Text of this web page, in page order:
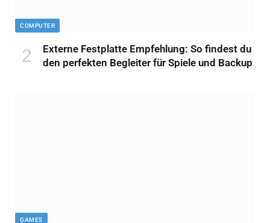
COMPUTER
Externe Festplatte Empfehlung: So findest du
den perfekten Begleiter für Spiele und Backup
GAMES